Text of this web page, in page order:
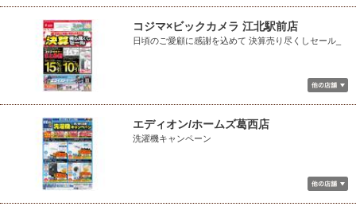
コジマ×ビックカメラ 江北駅前店
日頃のご愛顧に感謝を込めて 決算売り尽くしセール_
エディオン/ホームズ葛西店
洗濯機キャンペーン